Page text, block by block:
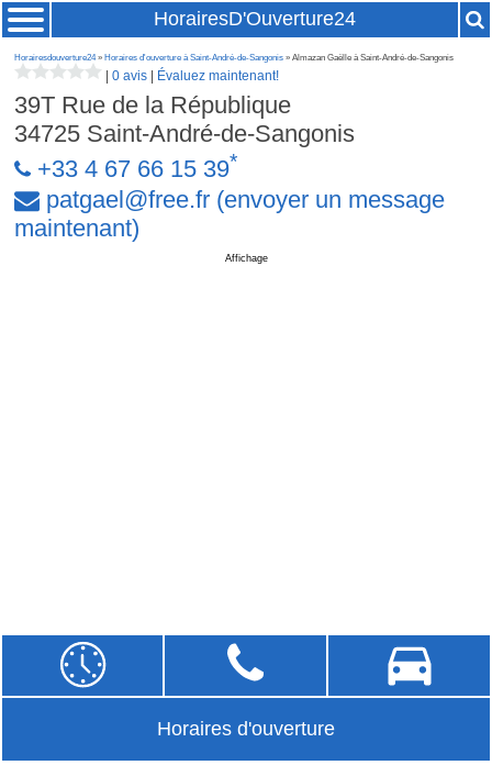
HorairesD'Ouverture24
Horairesdouverture24» Horaires d'ouverture à Saint-André-de-Sangonis » Almazan Gaëlle à Saint-André-de-Sangonis
|0 avis Évaluez maintenant!
39T Rue de la République
34725 Saint-André-de-Sangonis
+33 4 67 66 15 39*
patgael @free.fr (envoyer un message
maintenant)
Affichage
Horaires d'ouverture